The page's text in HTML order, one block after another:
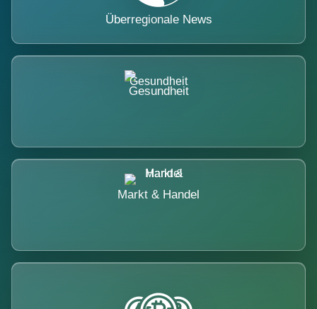
Überregionale News
Gesundheit
Markt & Handel